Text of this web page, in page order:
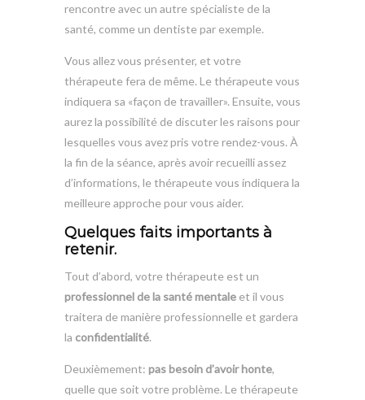
rencontre avec un autre spécialiste de la
santé, comme un dentiste par exemple.
Vous allez vous présenter, et votre
thérapeute fera de même. Le thérapeute vous
indiquera sa «façon de travailler». Ensuite, vous
aurez la possibilité de discuter les raisons pour
lesquelles vous avez pris votre rendez-vous. À
la fin de la séance, après avoir recueilli assez
d’informations, le thérapeute vous indiquera la
meilleure approche pour vous aider.
Quelques faits importants à
retenir.
Tout d’abord, votre thérapeute est un
professionnel de la santé mentale et il vous
traitera de manière professionnelle et gardera
la confidentialité.
Deuxièmement: pas besoin d’avoir honte,
quelle que soit votre problème. Le thérapeute